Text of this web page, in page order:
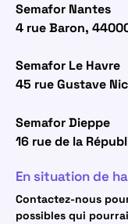
Semafor Nantes
4 rue Baron,
Semafor Le Havre
45 rue Gustave
Semafor Dieppe
16 rue de la
En situation de
Contactez-nous
possibles qui